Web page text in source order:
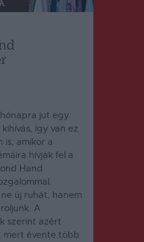
jut egy
így van ez
is, amikor a
hívják fel a
Hand
új ruhát, hanem
A
szerint azért
mert évente több